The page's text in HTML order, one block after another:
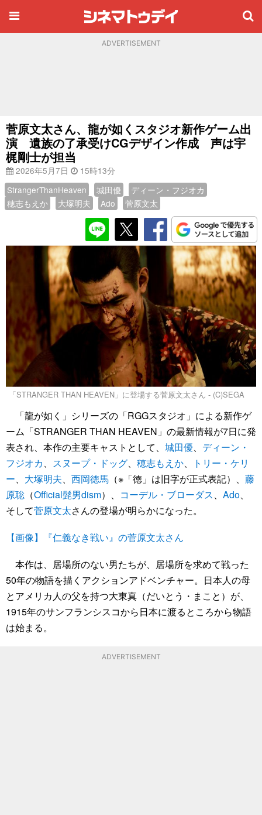
ADVERTISEMENT
菅原文太さん、龍が如くスタジオ新作ゲーム出
演 遺族の了承受けCGデザイン作成 声は宇
梶剛士が担当
2026年5月7日
15時13分
StrangerThanHeaven
城田優
ディーン・フジオカ
穂志もえか
大塚明夫 Ado 菅原文太
「STRANGER THAN HEAVEN」に登場する菅原文太さん - (C)SEGA
「龍が如く」シリーズの「RGGスタジオ」による新作ゲ
ーム「STRANGER THAN HEAVEN」の最新情報が7日に発
表され、本作の主要キャストとして、 城田優、 ディーン・
フジオカ、 スヌープ・ドッグ、 穂志もえか、
トリー・ケリ
ー、 大塚明夫、 西岡徳馬 （※「徳」は旧字が正式表記）、 藤
原聡 （Official髭男dism）、 コーデル・ブローダス、 Ado、
そして菅原文太さんの登場が明らかになった。
【画像】『仁義なき戦い』の菅原文太さん
本作は、居場所のない男たちが、居場所を求めて戦った
50年の物語を描くアクションアドベンチャー。日本人の母
とアメリカ人の父を持つ大東真（だいとう・まこと）が、
1915年のサンフランシスコから日本に渡るところから物語
は始まる。
ADVERTISEMENT